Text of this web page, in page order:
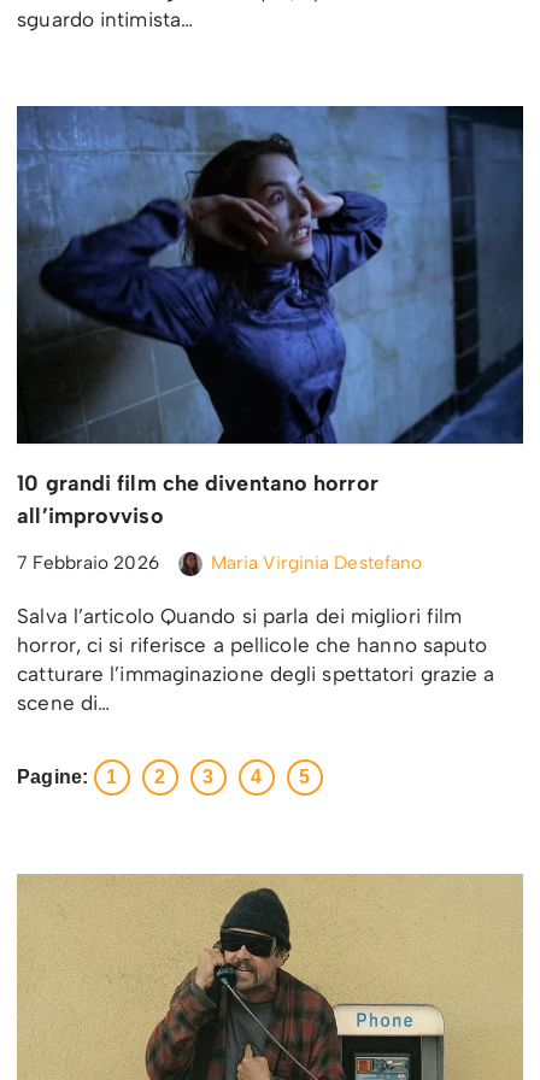
sguardo intimista…
10 grandi film che diventano horror
all’improvviso
7 Febbraio 2026 Maria Virginia Destefano
Salva l’articolo Quando si parla dei migliori film
horror, ci si riferisce a pellicole che hanno saputo
catturare l’immaginazione degli spettatori grazie a
scene di…
Pagine: 1 2 3 4 5